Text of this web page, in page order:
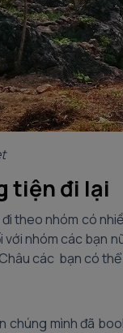
tiện đi lại
theo nhóm có
với nhóm các bạn
các bạn có
chúng mình đã